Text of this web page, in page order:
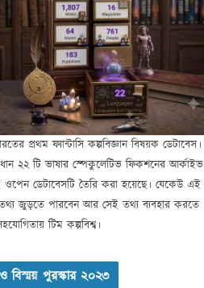
প্রথম ফ্যান্টাসি কল্পবিজ্ঞান বিষয়ক ডেটাবেস।
২২ টি ভাষার স্পেকুলেটিভ ফিকশনের আর্কাইভ
ওপেন ডেটাবেসটি তৈরি করা হয়েছে। যেকেউ এই
তথ্য জুড়তে পারবেন আর সেই তথ্য ব্যবহার করতে
টিম কল্পবিশ্ব।
বিস্ময় পুরস্কার ২০২৩